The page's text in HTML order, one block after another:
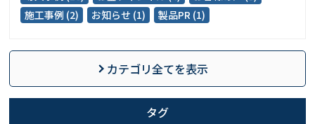
施工事例 (2)
お知らせ (1) 製品PR (1)
カテゴリ全てを表示
タグ